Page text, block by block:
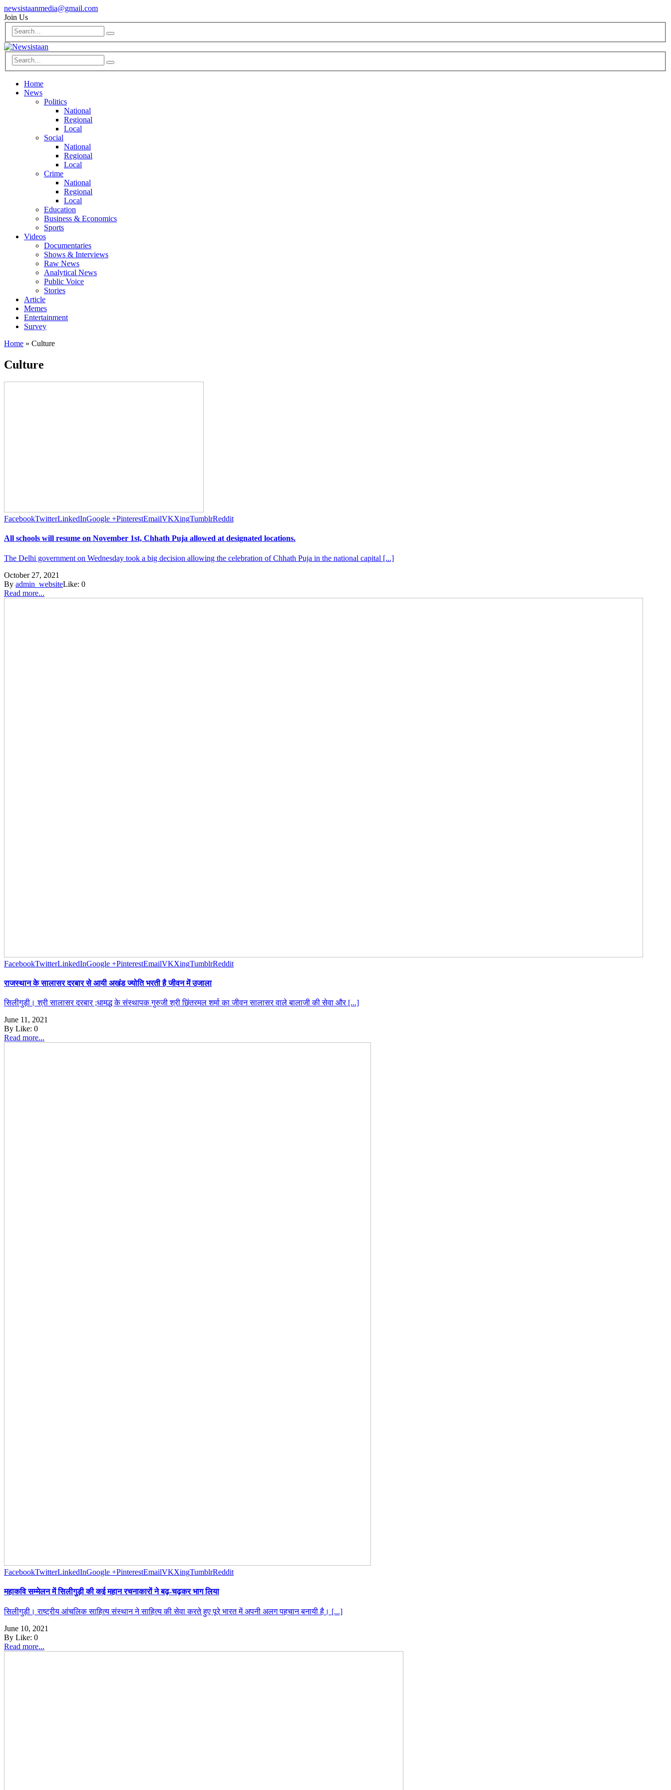
newsistaanmedia@gmail.com
Join Us
Home
News
Politics
National
Regional
Local
Social
National
Regional
Local
Crime
National
Regional
Local
Education
Business & Economics
Sports
Videos
Documentaries
Shows & Interviews
Raw News
Analytical News
Public Voice
Stories
Article
Memes
Entertainment
Survey
Home » Culture
Culture
FacebookTwitterLinkedInGoogle +PinterestEmailVKXingTumblrReddit
All schools will resume on November 1st, Chhath Puja allowed at designated locations.
The Delhi government on Wednesday took a big decision allowing the celebration of Chhath Puja in the national capital [...]
October 27, 2021
By admin_websiteLike: 0
Read more...
FacebookTwitterLinkedInGoogle +PinterestEmailVKXingTumblrReddit
राजस्थान के सालासर दरबार से आयी अखंड ज्योति भरती है जीवन में उजाला
सिलीगुड़ी। श्री सालासर दरबार ;धामद्ध के संस्थापक गुरुजी श्री छिंतरमल शर्मा का जीवन सालासर वाले बालाजी की सेवा और [...]
June 11, 2021
By Like: 0
Read more...
FacebookTwitterLinkedInGoogle +PinterestEmailVKXingTumblrReddit
महाकवि सम्मेलन में सिलीगुड़ी की कई महान रचनाकारों ने बढ़-चढ़कर भाग लिया
सिलीगुड़ी। राष्ट्रीय आंचलिक साहित्य संस्थान ने साहित्य की सेवा करते हुए पूरे भारत में अपनी अलग पहचान बनायी है। [...]
June 10, 2021
By Like: 0
Read more...